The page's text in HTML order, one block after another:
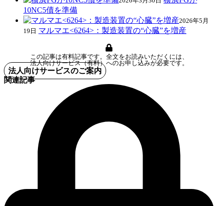
10NC5債を準備
2026年5月
19日 マルマエ<6264>：製造装置の“心臓”を増産
この記事は有料記事です。全文をお読みいただくには、
法人向けサービス（有料）へのお申し込みが必要です。
法人向けサービスのご案内
関連記事